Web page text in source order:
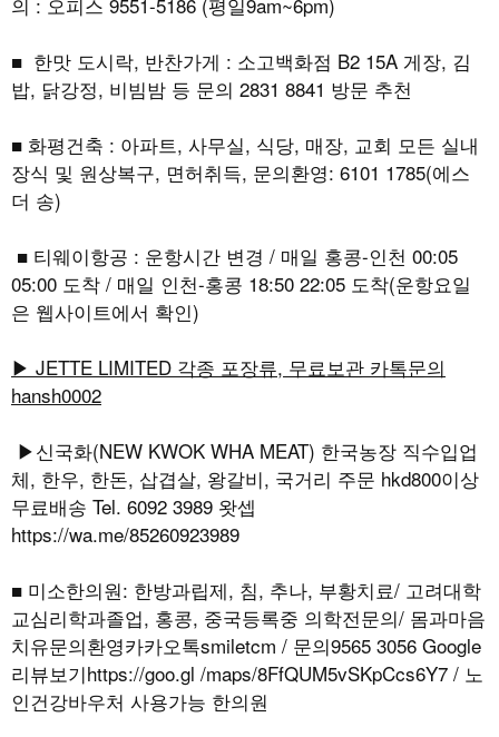
■ 한맛 도시락, 반찬가게 : 소고백화점 B2 15A 게장, 김
밥, 닭강정, 비빔밤 등 문의 2831 8841 방문 추천
■ 화평건축 : 아파트, 사무실, 식당, 매장, 교회 모든 실내
장식 및 원상복구, 면허취득, 문의환영: 6101 1785(에스
더 송)
■ 티웨이항공 : 운항시간 변경 / 매일 홍콩-인천 00:05
05:00 도착 / 매일 인천-홍콩 18:50 22:05 도착(운항요일
은 웹사이트에서 확인)
▶ JETTE LIMITED 각종 포장류, 무료보관 카톡문의
hansh0002
▶신국화(NEW KWOK WHA MEAT) 한국농장 직수입업
체, 한우, 한돈, 삽겹살, 왕갈비, 국거리 주문 hkd800이상
무료배송 Tel. 6092 3989 왓셉
https://wa.me/85260923989
■ 미소한의원: 한방과립제, 침, 추나, 부황치료/ 고려대학
교심리학과졸업, 홍콩, 중국등록중 의학전문의/ 몸과마음
치유문의환영카카오톡smiletcm / 문의9565 3056 Google
리뷰보기https://goo.gl /maps/8FfQUM5vSKpCcs6Y7 / 노
인건강바우처 사용가능 한의원